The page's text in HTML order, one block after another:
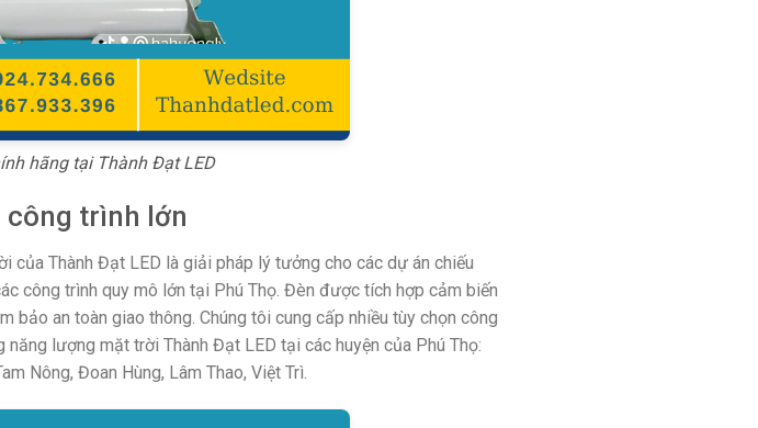
hãng tại Thành Đạt LED
trình lớn
Thành Đạt LED là giải pháp lý tưởng cho các dự án chiếu
công trình quy mô lớn tại Phú Thọ. Đèn được tích hợp cảm biến
an toàn giao thông. Chúng tôi cung cấp nhiều tùy chọn công
lượng mặt trời Thành Đạt LED tại các huyện của Phú Thọ:
Nông, Đoan Hùng, Lâm Thao, Việt Trì.